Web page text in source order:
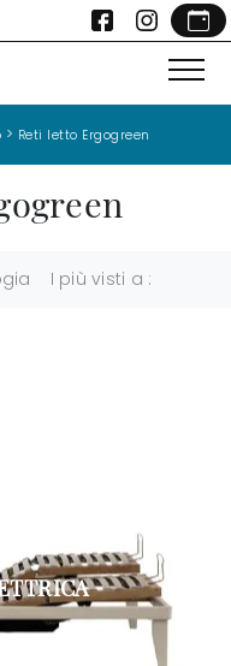
> Reti letto Ergogreen
I più visti a :